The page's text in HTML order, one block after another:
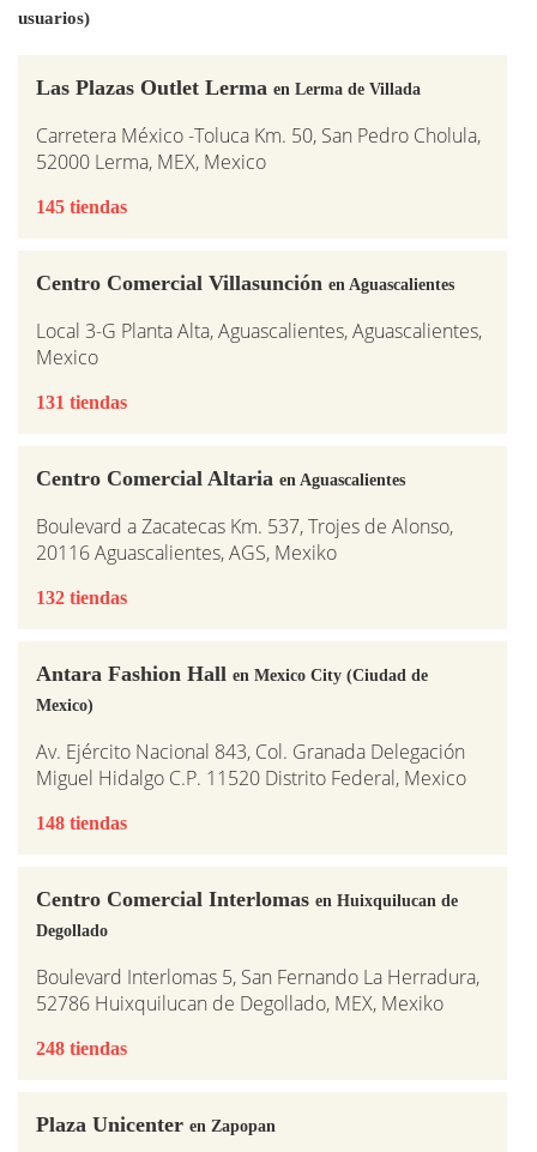
usuarios)
Las Plazas Outlet Lerma en Lerma de Villada
Carretera México -Toluca Km. 50, San Pedro Cholula,
52000 Lerma, MEX, Mexico
145 tiendas
Centro Comercial Villasunción en Aguascalientes
Local 3-G Planta Alta, Aguascalientes, Aguascalientes,
Mexico
131 tiendas
Centro Comercial Altaria en Aguascalientes
Boulevard a Zacatecas Km. 537, Trojes de Alonso,
20116 Aguascalientes, AGS, Mexiko
132 tiendas
Antara Fashion Hall en Mexico City (Ciudad de
Mexico)
Av. Ejército Nacional 843, Col. Granada Delegación
Miguel Hidalgo C.P. 11520 Distrito Federal, Mexico
148 tiendas
Centro Comercial Interlomas en Huixquilucan de
Degollado
Boulevard Interlomas 5, San Fernando La Herradura,
52786 Huixquilucan de Degollado, MEX, Mexiko
248 tiendas
Plaza Unicenter en Zapopan